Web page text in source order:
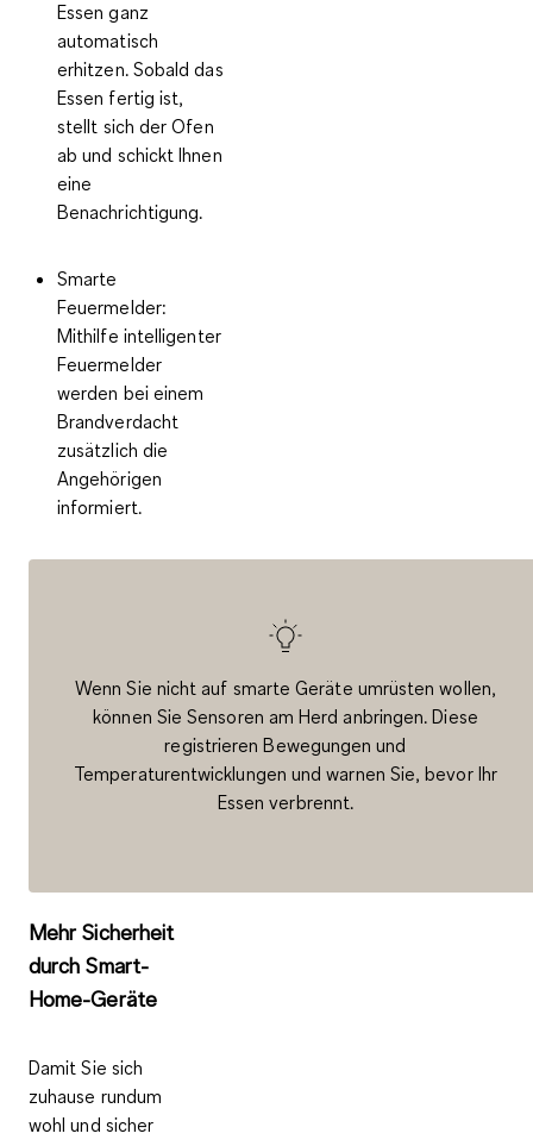
Essen ganz
automatisch
erhitzen. Sobald das
Essen fertig ist,
stellt sich der Ofen
ab und schickt Ihnen
eine
Benachrichtigung.
Smarte
Feuermelder:
Mithilfe intelligenter
Feuermelder
werden bei einem
Brandverdacht
zusätzlich die
Angehörigen
informiert.
Wenn Sie nicht auf smarte Geräte umrüsten wollen,
können Sie Sensoren am Herd anbringen. Diese
registrieren Bewegungen und
Temperaturentwicklungen und warnen Sie, bevor Ihr
Essen verbrennt.
Mehr Sicherheit
durch Smart-
Home-Geräte
Damit Sie sich
zuhause rundum
wohl und sicher